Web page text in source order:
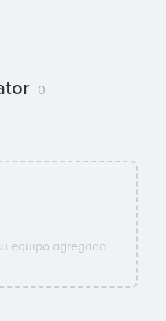
0
equipo agregado